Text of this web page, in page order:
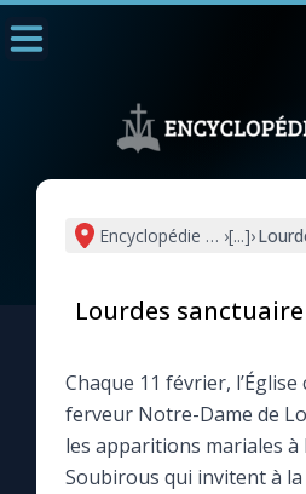
L'actualité de la semaine
La chaîne Youtube
La newsletter
Encyclopédie mariale
›[...]›
Lourdes
Chaque 11 février, l’Église
ferveur Notre-Dame de
les apparitions mariales à
Soubirous qui invitent à